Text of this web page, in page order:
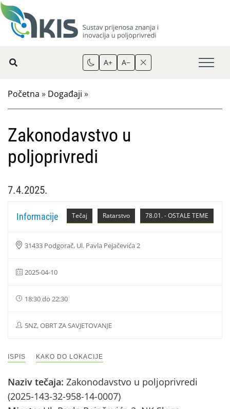
A+ A−
Početna » Događaji »
Zakonodavstvo u
poljoprivredi
7.4.2025.
78.01. - OSTALE TEME
Ratarstvo
Tečaj
Informacije
31433 Podgorač, Ul. Pavla Pejačevića 2
2025-04-10
18:30 do 22:30
5NZ, OBRT ZA SAVJETOVANJE
ISPIS KAKO DO LOKACIJE
Naziv tečaja: Zakonodavstvo u poljoprivredi
(2025-143-32-958-14-0007)